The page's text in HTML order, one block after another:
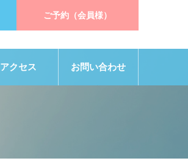
ご予約（会員様）
アクセス お問い合わせ